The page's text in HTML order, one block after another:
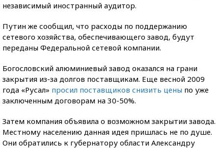
независимый иностранный аудитор.
Путин же сообщил, что расходы по поддержанию
сетевого хозяйства, обеспечивающего завод, будут
переданы Федеральной сетевой компании.
Богословский алюминиевый завод оказался на грани
закрытия из-за долгов поставщикам. Еще весной 2009
года «Русал» просил поставщиков снизить цены по уже
заключенным договорам на 30-50%.
Затем компания объявила о возможном закрытии завода.
Местному населению данная идея пришлась не по душе.
Они обратились к губернатору области Александру